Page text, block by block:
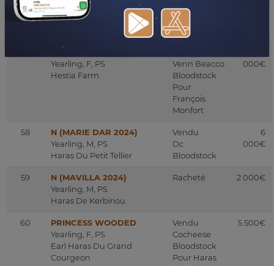
56
VANAVALONA
Yearling, F, PS
Haras De Saint Maur
Amiable
Hyde Park
Stud
Yearling, F, PS
Hestia Farm
Venn Beacco
Bloodstock
Pour
François
Monfort
000€
58
N (MARIE DAR 2024)
Yearling, M, PS
Haras Du Petit Tellier
Vendu
Dc
Bloodstock
6
000€
59
N (MAVILLA 2024)
Yearling, M, PS
Haras De Kerbiriou
Racheté 2 000€
60
PRINCESS WOODED
Yearling, F, PS
Earl Haras Du Grand
Courgeon
Vendu
Cocheese
Bloodstock
Pour Haras
5 500€